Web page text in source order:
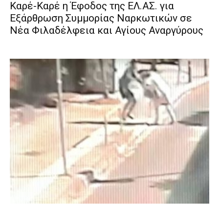
Καρέ-Καρέ η Έφοδος της ΕΛ.ΑΣ. για
Εξάρθρωση Συμμορίας Ναρκωτικών σε
Νέα Φιλαδέλφεια και Αγίους Αναργύρους